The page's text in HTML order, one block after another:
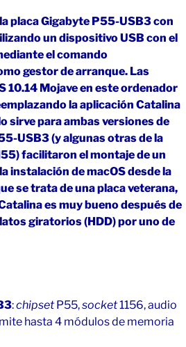
placa Gigabyte P55-USB3 con
un dispositivo USB con el
el comando
gestor de arranque. Las
10.14 Mojave en este ordenador
la aplicación Catalina
sirve para ambas versiones de
USB3 (y algunas otras de la
facilitaron el montaje de un
instalación de macOS desde la
se trata de una placa veterana,
es muy bueno después de
giratorios (HDD) por uno de
:chipsetP55,socket1156, audio
hasta 4 módulos de memoria